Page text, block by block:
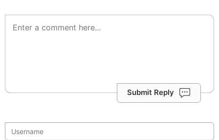
Submit Reply